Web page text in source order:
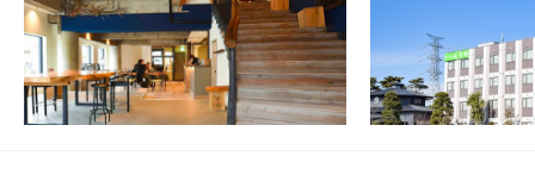
福島県 ゲストハウス
【駅徒歩5分】商店街の真ん中にある、地域
に根ざしたゲストハウス
この家からの距離 6km
【IC5分】サッカー
癒しのホテル
この家からの距離 28km